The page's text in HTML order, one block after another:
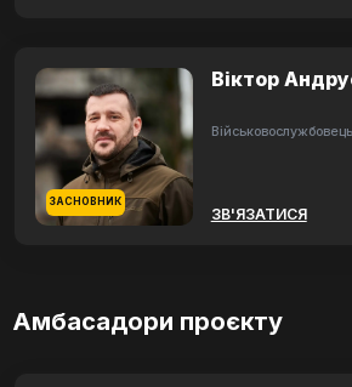
ЗАСНОВНИК
Віктор
ЗВ'ЯЗАТИСЯ
Амбасадори проєкту